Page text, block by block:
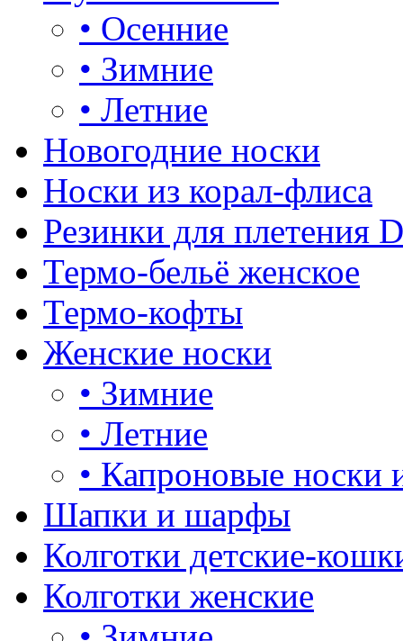
• Осенние
• Зимние
• Летние
Новогодние носки
Носки из корал-флиса
Резинки для плетения
Термо-бельё женское
Термо-кофты
Женские носки
• Зимние
• Летние
• Капроновые носки
Шапки и шарфы
Колготки детские-
Колготки женские